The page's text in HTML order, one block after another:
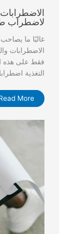
لاضطراب
غالبًا ما
الاضطرابات
فقط على هذه
التغذية
More »